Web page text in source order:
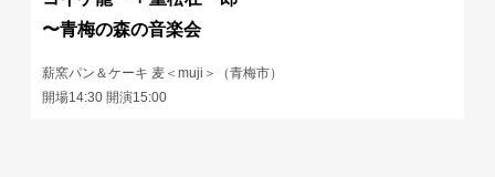
〜青梅の森の音楽会
薪窯パン＆ケーキ 麦＜muji＞（青梅市）
開場14:30 開演15:00